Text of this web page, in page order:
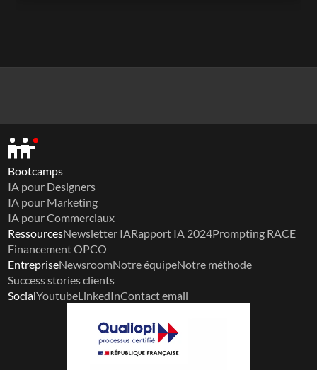
Bootcamps
IA pour Designers
IA pour Marketing
IA pour Commerciaux
RessourcesNewsletter IARapport IA 2024Prompting RACE
Financement OPCO
EntrepriseNewsroomNotre équipeNotre méthode
Success stories clients
SocialYoutubeLinkedInContact email